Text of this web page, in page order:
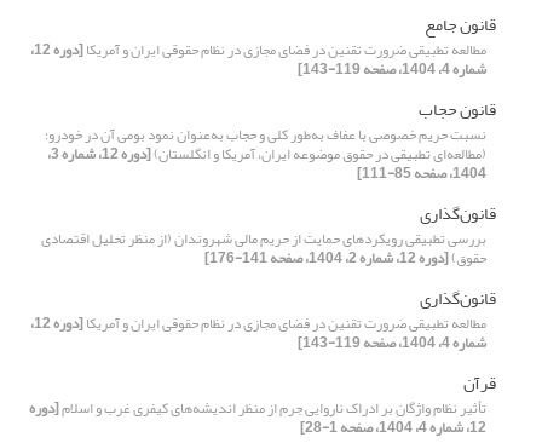
قانون جامع
مطالعه تطبیقی ضرورت تقنین در فضای مجازی در نظام حقوقی ایران و آمریکا [دوره 12،
شماره 4، 1404، صفحه 119-143]
قانون حجاب
نسبت حریم خصوصی با عفاف به‌طور کلی و حجاب به‌عنوان نمود بومی آن در خودرو؛
(مطالعه‌ای تطبیقی در حقوق موضوعه ایران، آمریکا و انگلستان) [دوره 12، شماره 3،
1404، صفحه 85-111]
قانون‌گذاری
بررسی تطبیقی رویکردهای حمایت از حریم مالی شهروندان (از منظر تحلیل اقتصادی
حقوق)[دوره 12، شماره 2، 1404، صفحه 141-176]
قانون‌گذاری
مطالعه تطبیقی ضرورت تقنین در فضای مجازی در نظام حقوقی ایران و آمریکا [دوره 12،
شماره 4، 1404، صفحه 119-143]
قرآن
تأثیر نظام واژگان بر ادراک ناروایی جرم از منظر اندیشه‌های کیفری غرب و اسلام[دوره
12، شماره 4، 1404، صفحه 1-28]